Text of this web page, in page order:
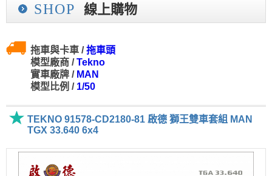
SHOP 線上購物
拖車與卡車 /拖車頭
模型廠商 /Tekno
實車廠牌 / MAN
模型比例 / 1/50
TEKNO 91578-CD2180-81 啟德 獅王雙車套組 MAN
TGX 33.640 6x4